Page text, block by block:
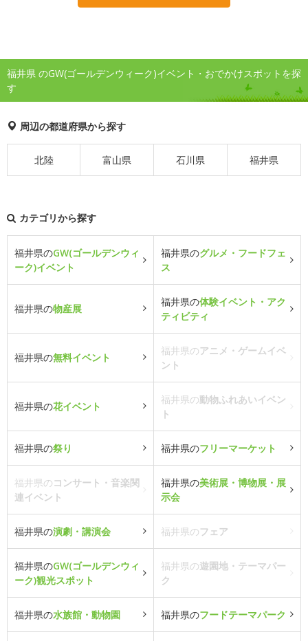
福井県 のGW(ゴールデンウィーク)イベント・おでかけスポットを探
す
周辺の都道府県から探す
北陸 富山県 石川県 福井県
カテゴリから探す
福井県のGW(ゴールデンウィ
ーク)イベント
福井県のグルメ・フードフェ
ス
福井県の物産展
福井県の体験イベント・アク
ティビティ
福井県の無料イベント
福井県のアニメ・ゲームイベ
ント
福井県の花イベント
福井県の動物ふれあいイベン
ト
福井県の祭り 福井県のフリーマーケット
福井県のコンサート・音楽関
連イベント
福井県の美術展・博物展・展
示会
福井県の演劇・講演会 福井県のフェア
福井県のGW(ゴールデンウィ
ーク)観光スポット
福井県の遊園地・テーマパー
ク
福井県の水族館・動物園 福井県のフードテーマパーク